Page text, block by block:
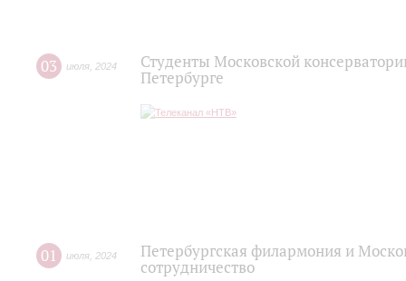
03 июля 2024
Студенты Московской
Петербурге
01 июля 2024
Петербургская филармония и
сотрудничество